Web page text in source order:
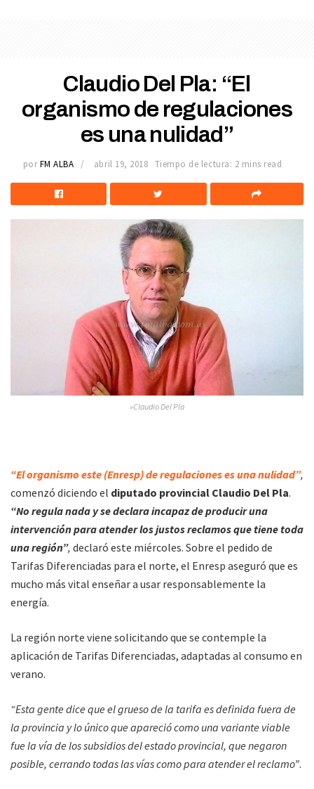
Claudio Del Pla: “El
organismo de regulaciones
es una nulidad”
por FM ALBA abril 19, 2018 Tiempo de lectura: 2 mins read
»Claudio Del Pla
“El organismo este (Enresp) de regulaciones es una nulidad”,
comenzó diciendo el diputado provincial Claudio Del Pla.
“No regula nada y se declara incapaz de producir una
intervención para atender los justos reclamos que tiene toda
una región”, declaró este miércoles. Sobre el pedido de
Tarifas Diferenciadas para el norte, el Enresp aseguró que es
mucho más vital enseñar a usar responsablemente la
energía.
La región norte viene solicitando que se contemple la
aplicación de Tarifas Diferenciadas, adaptadas al consumo en
verano.
“Esta gente dice que el grueso de la tarifa es definida fuera de
la provincia y lo único que apareció como una variante viable
fue la vía de los subsidios del estado provincial, que negaron
posible, cerrando todas las vías como para atender el reclamo”.